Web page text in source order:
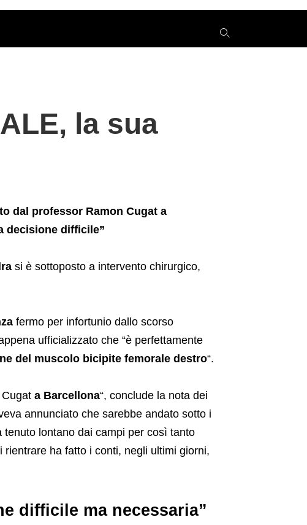
la sua
dal professor Ramon Cugat a
decisione difficile”
si è sottoposto a intervento chirurgico,
fermo per infortunio dallo scorso
ufficializzato che “è perfettamente
del muscolo bicipite femorale destro“.
a Barcellona“, conclude la nota dei
annunciato che sarebbe andato sotto i
lontano dai campi per così tanto
ha fatto i conti, negli ultimi giorni,
difficile ma necessaria”